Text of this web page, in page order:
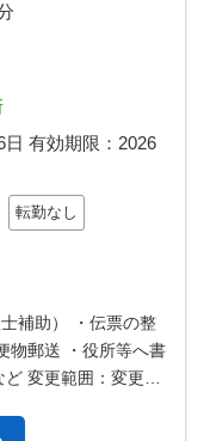
日 有効期限： 2026
転勤なし
補助） ・伝票の整
物郵送 ・役所等へ書
変更範囲：変更な